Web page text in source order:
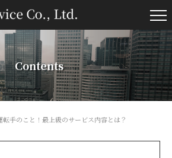
Contents
転手のこと！最上級のサービス内容とは？